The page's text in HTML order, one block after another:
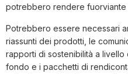
potrebbero rendere fuorviante
Potrebbero essere necessari
riassunti dei prodotti, le
rapporti di sostenibilità a
fondo e i pacchetti di